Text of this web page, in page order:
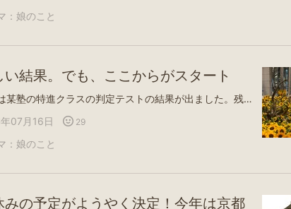
： 娘のこと
い結果。でも、ここからがスタート
今日は某塾の特進クラスの判定テストの結果が出ました。残念ながら、点数が届かず不合格😭やっぱり学校の勉強だけでは、全然足りないんだな…と現実を突きつけられました。英検5級は満点で合格したのに、中1レベルの英語テストでは思うように点数が取れず…。英検は選択問題もありますが、今回は単語を書かせる問題も多く、そこが課題だったようです。さらに、申し込んだ別の塾からも「英語が少し心配ですね」と連絡がありました。通常クラスではすでに二学期の内容に入っているそうで、夏期講習が始まる前に少しでも予習を進めておくことをおすすめされました。もちろん、絶対にやらなければいけないわけではありません。でも、娘はメンタルが少し弱め。授業で指されて答えられなかったり、「わからない」が続いてしまうと、自信をなくしてしまうタイプなんです。だから今日からは、夏休みの宿題ワークを復習として一気に進めて、余裕があれば二学期の内容も少し予習していこうと思います。正直、「大丈夫かな…」という不安はあります。でも今回、夏期講習を申し込んで本当によかったと感じています。塾へ行くと、自分の立ち位置がよくわかります。学校では見えなかった課題もはっきりしました。悔しい結果ではあったけれど、このタイミングで気づけたことは決して無駄ではないはず。夏はしっかり学んで、一つずつできることを増やしていかたらいいなと思ってます娘の頑張りを信じながら、この夏は焦らず、一歩ずつ成長を見守っていきたいです😊令和7年産 国内産 ほほえみ米 5kg / 10kg お米 米 送料無料 白米 おいしい ごはん 10キロ 5キロ こめた こめた楽天市場店楽天市場【楽天1位】速乾タオル スイミングタオル バイカラー 速乾 バスタオル フェイスタオル 2枚セット セイムタオル スポーツタオル 吸汗 軽量 超吸水 吸水タオル セームタオル セット 収納ポーチ 軽い スポーツ 洗車 水泳 ジム ヨガ 髪 早く乾く おしゃれ楽天市場都ホテル京都八条楽天トラベル都シティ 近鉄京都駅（旧：ホテル近鉄京都駅）楽天トラベルメルキュール京都ステーション楽天トラベル京都山科 ホテル山楽楽天トラベル
07月16日
29
： 娘のこと
みの予定がようやく決定！今年は京都